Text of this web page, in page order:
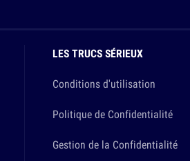
LES TRUCS SÉRIEUX
Conditions d'utilisation
Politique de Confidentialité
Gestion de la Confidentialité